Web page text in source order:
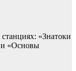
«Знатоки
и «Основы